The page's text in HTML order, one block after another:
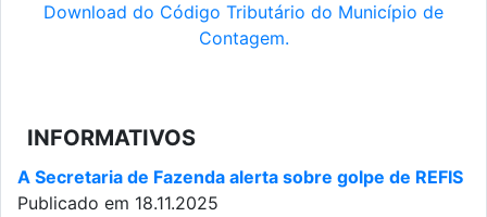
Download do Código Tributário do Município de
Contagem.
INFORMATIVOS
A Secretaria de Fazenda alerta sobre golpe de REFIS
Publicado em 18.11.2025